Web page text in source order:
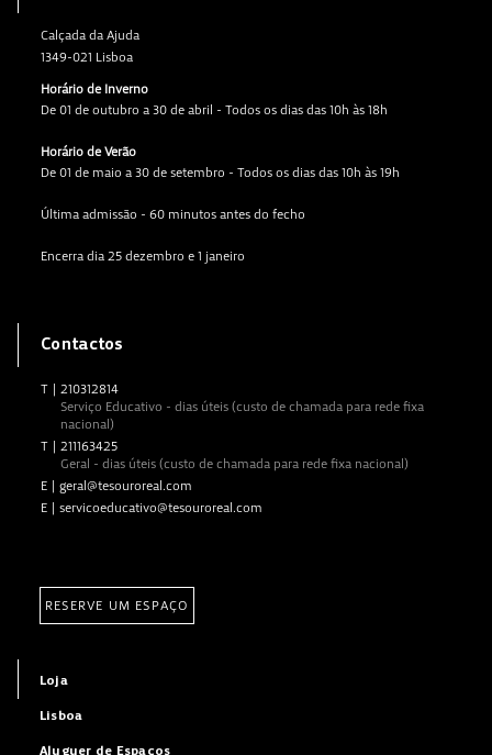
Calçada da Ajuda
1349-021 Lisboa
Horário de Inverno
De 01 de outubro a 30 de abril - Todos os dias das 10h às 18h
Horário de Verão
De 01 de maio a 30 de setembro - Todos os dias das 10h às 19h
Última admissão - 60 minutos antes do fecho
Encerra dia 25 dezembro e 1 janeiro
Contactos
T
210312814
Serviço Educativo - dias úteis (custo de chamada para rede fixa
nacional)
T
211163425
Geral - dias úteis (custo de chamada para rede fixa nacional)
E
geral@tesouroreal.com
E
servicoeducativo@tesouroreal.com
RESERVE UM ESPAÇO
Loja
Lisboa
Aluguer de Espaços